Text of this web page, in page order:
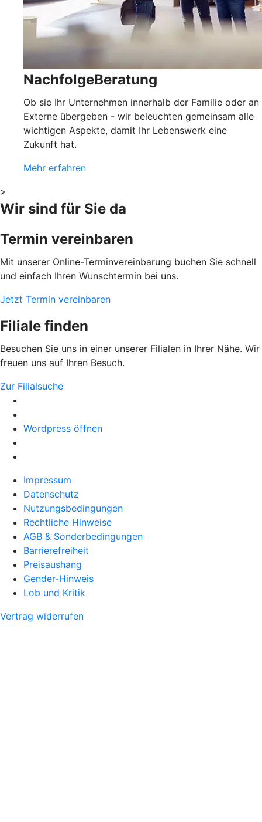
NachfolgeBeratung
Ob sie Ihr Unternehmen innerhalb der Familie oder an
Externe übergeben - wir beleuchten gemeinsam alle
wichtigen Aspekte, damit Ihr Lebenswerk eine
Zukunft hat.
Mehr erfahren
>
Wir sind für Sie da
Termin vereinbaren
Mit unserer Online-Terminvereinbarung buchen Sie schnell
und einfach Ihren Wunschtermin bei uns.
Jetzt Termin vereinbaren
Filiale finden
Besuchen Sie uns in einer unserer Filialen in Ihrer Nähe. Wir
freuen uns auf Ihren Besuch.
Zur Filialsuche
Wordpress öffnen
Impressum
Datenschutz
Nutzungsbedingungen
Rechtliche Hinweise
AGB & Sonderbedingungen
Barrierefreiheit
Preisaushang
Gender-Hinweis
Lob und Kritik
Vertrag widerrufen